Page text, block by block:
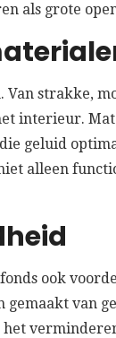
als grote
strakke,
interieur.
geluid
alleen
ook
gemaakt van